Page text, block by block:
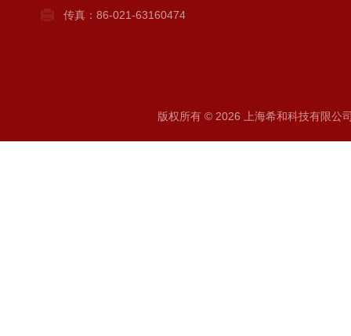
传真：86-021-63160474
版权所有 © 2026 上海希和科技有限公